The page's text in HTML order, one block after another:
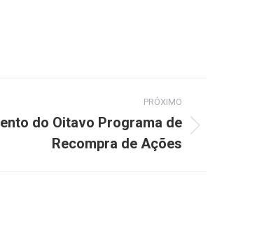
PRÓXIMO
do Oitavo Programa de
Recompra de Ações